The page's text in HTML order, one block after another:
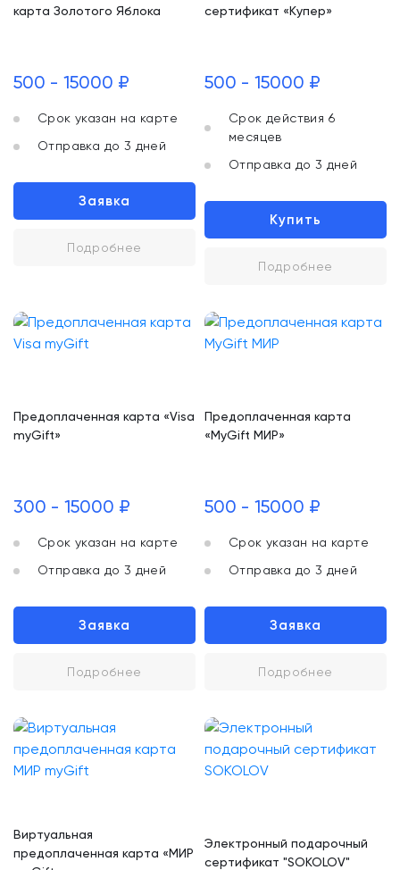
карта Золотого Яблока
500 - 15000 ₽
Срок указан на карте
Отправка до 3 дней
Заявка
Подробнее
сертификат «Купер»
500 - 15000 ₽
Срок действия 6
месяцев
Отправка до 3 дней
Купить
Подробнее
Предоплаченная карта «Visa
myGift»
300 - 15000 ₽
Срок указан на карте
Отправка до 3 дней
Заявка
Подробнее
Предоплаченная карта
«MyGift МИР»
500 - 15000 ₽
Срок указан на карте
Отправка до 3 дней
Заявка
Подробнее
Виртуальная
предоплаченная карта «МИР
Электронный подарочный
сертификат "SOKOLOV"